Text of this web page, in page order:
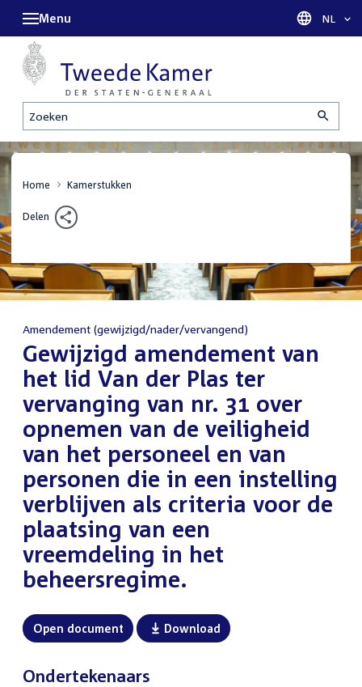
Zoeken
Menu Taal
NL
Home Kamerstukken
Delen
Amendement (gewijzigd/nader/vervangend)
:Gewijzigd amendement van
het lid Van der Plas ter
vervanging van nr. 31 over
opnemen van de veiligheid
van het personeel en van
personen die in een instelling
verblijven als criteria voor de
plaatsing van een
vreemdeling in het
beheersregime.
Open document Download
Ondertekenaars